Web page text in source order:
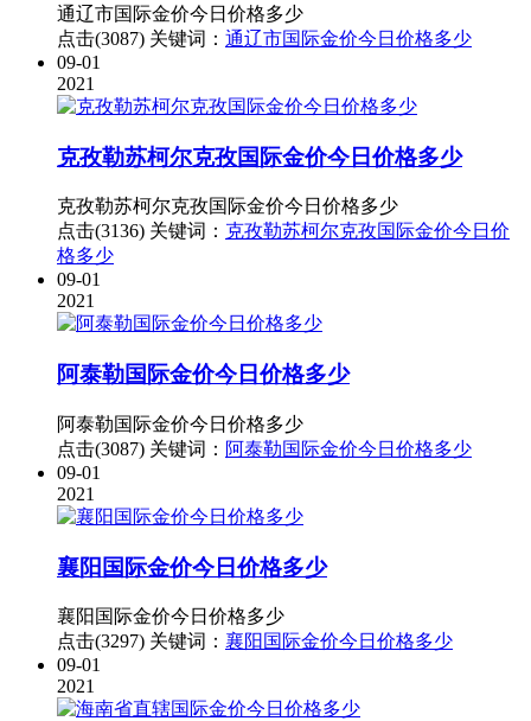
通辽市国际金价今日价格多少
点击(3087) 关键词： 通辽市国际金价今日价格多少
09-01
2021
克孜勒苏柯尔克孜国际金价今日价格多少
克孜勒苏柯尔克孜国际金价今日价格多少
点击(3136) 关键词： 克孜勒苏柯尔克孜国际金价今日价
格多少
09-01
2021
阿泰勒国际金价今日价格多少
阿泰勒国际金价今日价格多少
点击(3087) 关键词： 阿泰勒国际金价今日价格多少
09-01
2021
襄阳国际金价今日价格多少
襄阳国际金价今日价格多少
点击(3297) 关键词： 襄阳国际金价今日价格多少
09-01
2021